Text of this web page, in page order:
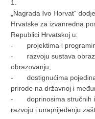
1.
„Nagrada Ivo Horvat“
Hrvatske za izvanredna
Republici Hrvatskoj u:
-
projektima i
-
razvoju sustava
obrazovanju;
-
dostignućima
prirode na državnoj i
-
doprinosima stručnih
razvoju i unaprijeđenju